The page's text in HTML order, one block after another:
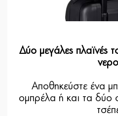
Δύο μεγάλες πλαϊνές
Αποθηκεύστε ένα
ομπρέλα ή και τα δύο